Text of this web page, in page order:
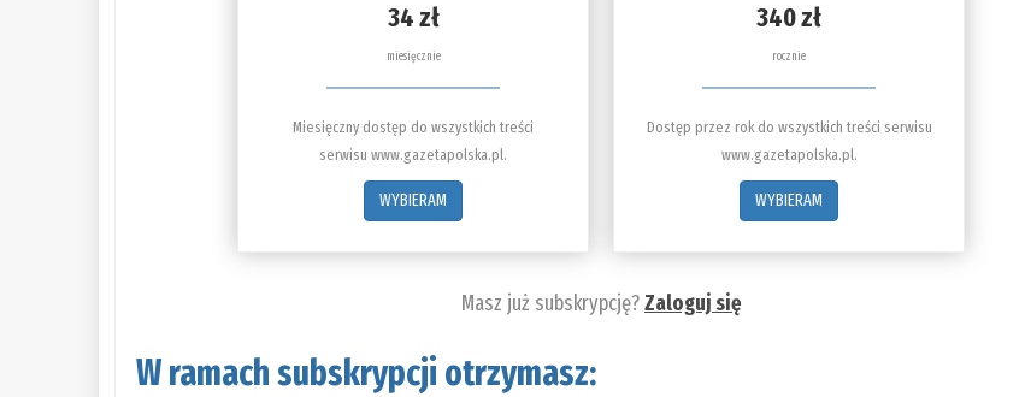
34 zł
miesięcznie
Miesięczny dostęp do wszystkich treści
serwisu www.gazetapolska.pl.
WYBIERAM
340 zł
rocznie
Dostęp przez rok do wszystkich treści serwisu
www.gazetapolska.pl.
WYBIERAM
Masz już subskrypcję?Zaloguj się
W ramach subskrypcji otrzymasz: